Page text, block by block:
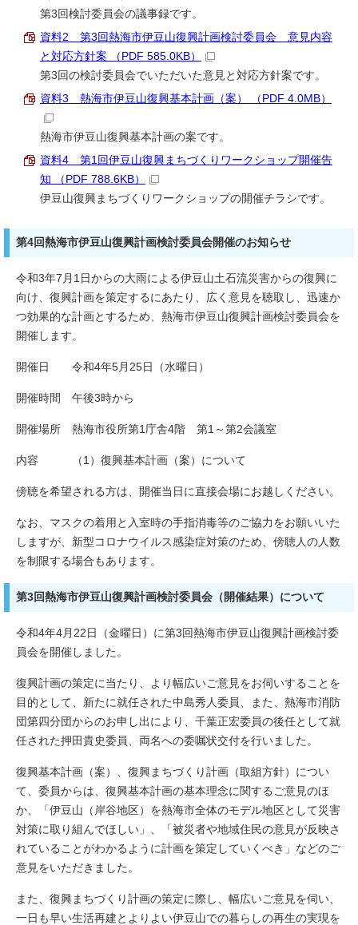
第3回検討委員会の議事録です。
資料2 第3回熱海市伊豆山復興計画検討委員会 意見内容
と対応方針案 （PDF 585.0KB）
第3回の検討委員会でいただいた意見と対応方針案です。
資料3 熱海市伊豆山復興基本計画（案） （PDF 4.0MB）
熱海市伊豆山復興基本計画の案です。
資料4 第1回伊豆山復興まちづくりワークショップ開催告
知 （PDF 788.6KB）
伊豆山復興まちづくりワークショップの開催チラシです。
第4回熱海市伊豆山復興計画検討委員会開催のお知らせ
令和3年7月1日からの大雨による伊豆山土石流災害からの復興に
向け、復興計画を策定するにあたり、広く意見を聴取し、迅速か
つ効果的な計画とするため、熱海市伊豆山復興計画検討委員会を
開催します。
開催日 令和4年5月25日（水曜日）
開催時間 午後3時から
開催場所 熱海市役所第1庁舎4階 第1～第2会議室
内容 （1）復興基本計画（案）について
傍聴を希望される方は、開催当日に直接会場にお越しください。
なお、マスクの着用と入室時の手指消毒等のご協力をお願いいた
しますが、新型コロナウイルス感染症対策のため、傍聴人の人数
を制限する場合もあります。
第3回熱海市伊豆山復興計画検討委員会（開催結果）について
令和4年4月22日（金曜日）に第3回熱海市伊豆山復興計画検討委
員会を開催しました。
復興計画の策定に当たり、より幅広いご意見をお伺いすることを
目的として、新たに就任された中島秀人委員、また、熱海市消防
団第四分団からのお申し出により、千葉正宏委員の後任として就
任された押田貴史委員、両名への委嘱状交付を行いました。
復興基本計画（案）、復興まちづくり計画（取組方針）につい
て、委員からは、復興基本計画の基本理念に関するご意見のほ
か、「伊豆山（岸谷地区）を熱海市全体のモデル地区として災害
対策に取り組んでほしい」、「被災者や地域住民の意見が反映さ
れていることがわかるように計画を策定していくべき」などのご
意見をいただきました。
また、復興まちづくり計画の策定に際し、幅広いご意見を伺い、
一日も早い生活再建とよりよい伊豆山での暮らしの再生の実現を